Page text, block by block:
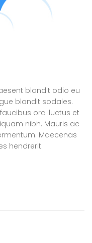
blandit odio eu
blandit sodales.
orci luctus et
nibh. Mauris ac
Maecenas
hendrerit.